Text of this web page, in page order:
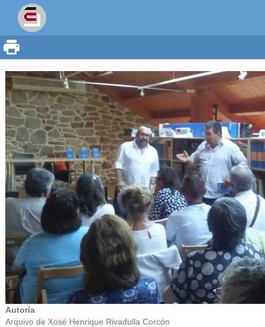
Autoría
Arquivo de Xosé Henrique Rivadulla Corcón